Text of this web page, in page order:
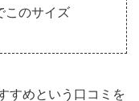
このサイズ
すめという口コミを